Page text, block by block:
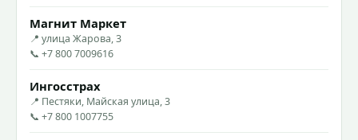
Магнит Маркет
📍 улица Жарова, 3
📞 +7 800 7009616
Ингосстрах
📍 Пестяки, Майская улица, 3
📞 +7 800 1007755